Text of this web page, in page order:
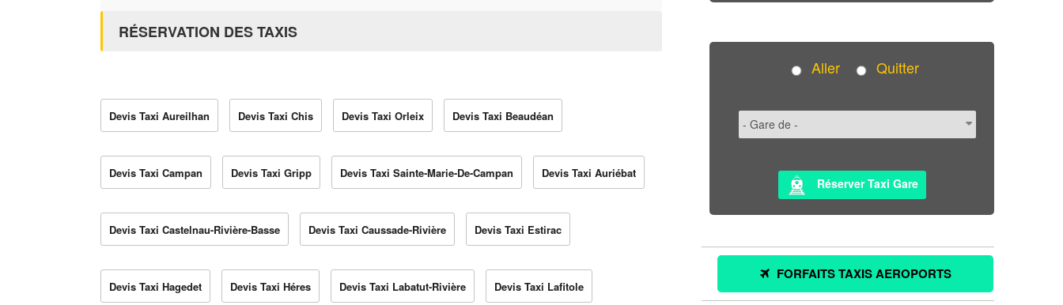
RÉSERVATION DES TAXIS
Devis Taxi Aureilhan Devis Taxi Chis Devis Taxi Orleix Devis Taxi Beaudéan
Devis Taxi Campan Devis Taxi Gripp Devis Taxi Sainte-Marie-De-Campan Devis Taxi Auriébat
Devis Taxi Castelnau-Rivière-Basse Devis Taxi Caussade-Rivière Devis Taxi Estirac
Devis Taxi Hagedet Devis Taxi Héres Devis Taxi Labatut-Rivière Devis Taxi Lafitole
Aller Quitter
Réserver Taxi Gare
FORFAITS TAXIS AEROPORTS